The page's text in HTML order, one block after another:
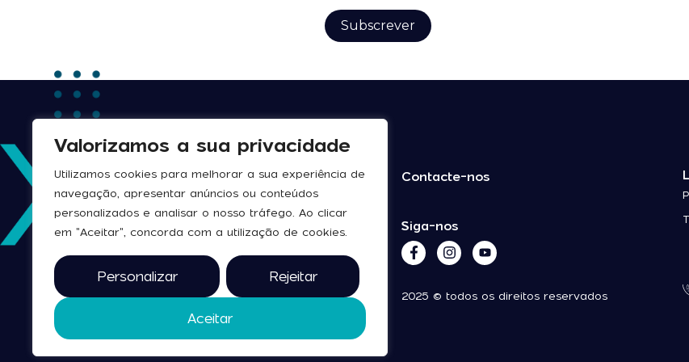
Valorizamos a sua privacidade
Utilizamos cookies para melhorar a sua experiência de
navegação, apresentar anúncios ou conteúdos
personalizados e analisar o nosso tráfego. Ao clicar
em "Aceitar", concorda com a utilização de cookies.
Personalizar Rejeitar
Aceitar
Contacte-nos
Siga-nos
2025 © todos os direitos reservados